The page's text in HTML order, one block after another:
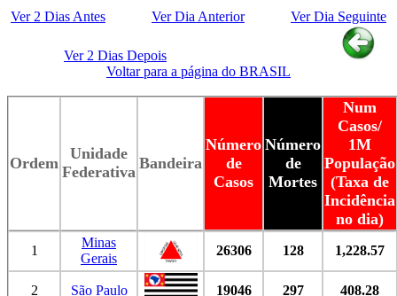
Ver 2 Dias Antes Ver Dia Anterior Ver Dia Seguinte
Ver 2 Dias Depois
Voltar para a página do BRASIL
Ordem
Unidade
Federativa Bandeira
Número
de
Casos
Número
de
Mortes
Num
Casos/
1M
População
(Taxa de
Incidência
no dia)
1
Minas
Gerais
26306 128 1,228.57
2 São Paulo 19046 297 408.28